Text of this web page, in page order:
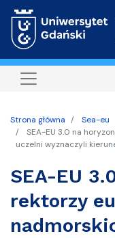
Strona główna
Sea-eu
SEA-EU 3.0 na
uczelni wyznaczyli
SEA-EU
rektorzy